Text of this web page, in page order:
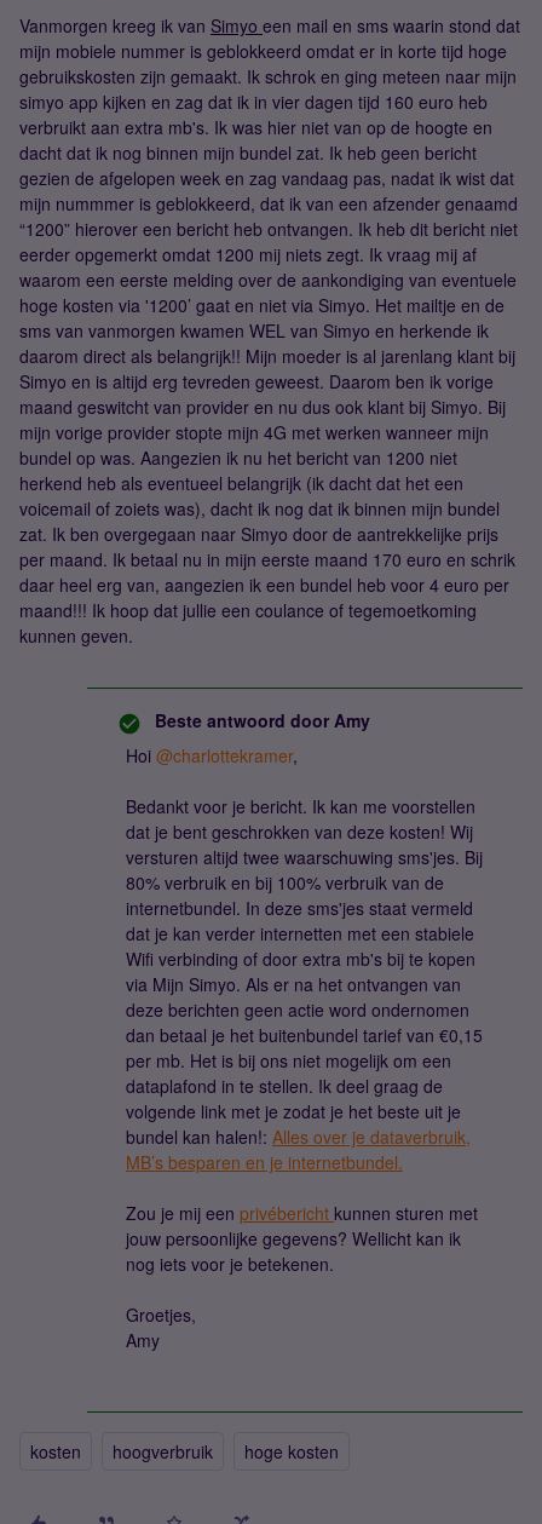
Vanmorgen kreeg ik van Simyo een mail en sms waarin stond dat
mijn mobiele nummer is geblokkeerd omdat er in korte tijd hoge
gebruikskosten zijn gemaakt. Ik schrok en ging meteen naar mijn
simyo app kijken en zag dat ik in vier dagen tijd 160 euro heb
verbruikt aan extra mb's. Ik was hier niet van op de hoogte en
dacht dat ik nog binnen mijn bundel zat. Ik heb geen bericht
gezien de afgelopen week en zag vandaag pas, nadat ik wist dat
mijn nummmer is geblokkeerd, dat ik van een afzender genaamd
“1200” hierover een bericht heb ontvangen. Ik heb dit bericht niet
eerder opgemerkt omdat 1200 mij niets zegt. Ik vraag mij af
waarom een eerste melding over de aankondiging van eventuele
hoge kosten via '1200’ gaat en niet via Simyo. Het mailtje en de
sms van vanmorgen kwamen WEL van Simyo en herkende ik
daarom direct als belangrijk!! Mijn moeder is al jarenlang klant bij
Simyo en is altijd erg tevreden geweest. Daarom ben ik vorige
maand geswitcht van provider en nu dus ook klant bij Simyo. Bij
mijn vorige provider stopte mijn 4G met werken wanneer mijn
bundel op was. Aangezien ik nu het bericht van 1200 niet
herkend heb als eventueel belangrijk (ik dacht dat het een
voicemail of zoiets was), dacht ik nog dat ik binnen mijn bundel
zat. Ik ben overgegaan naar Simyo door de aantrekkelijke prijs
per maand. Ik betaal nu in mijn eerste maand 170 euro en schrik
daar heel erg van, aangezien ik een bundel heb voor 4 euro per
maand!!! Ik hoop dat jullie een coulance of tegemoetkoming
kunnen geven.
Beste antwoord door Amy
Hoi @charlottekramer,
Bedankt voor je bericht. Ik kan me voorstellen
dat je bent geschrokken van deze kosten! Wij
versturen altijd twee waarschuwing sms'jes. Bij
80% verbruik en bij 100% verbruik van de
internetbundel. In deze sms'jes staat vermeld
dat je kan verder internetten met een stabiele
Wifi verbinding of door extra mb's bij te kopen
via Mijn Simyo. Als er na het ontvangen van
deze berichten geen actie word ondernomen
dan betaal je het buitenbundel tarief van €0,15
per mb. Het is bij ons niet mogelijk om een
dataplafond in te stellen. Ik deel graag de
volgende link met je zodat je het beste uit je
bundel kan halen!: Alles over je dataverbruik,
MB’s besparen en je internetbundel.
Zou je mij een privébericht kunnen sturen met
jouw persoonlijke gegevens? Wellicht kan ik
nog iets voor je betekenen.
Groetjes,
Amy
kosten hoogverbruik hoge kosten